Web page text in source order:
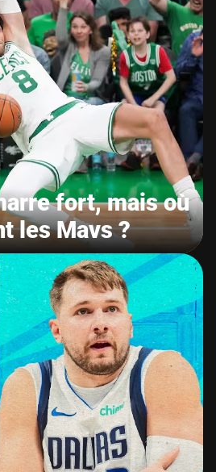
fort, mais où
les Mavs ?